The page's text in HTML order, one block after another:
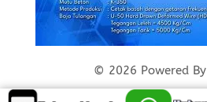
© 2026 Powered By